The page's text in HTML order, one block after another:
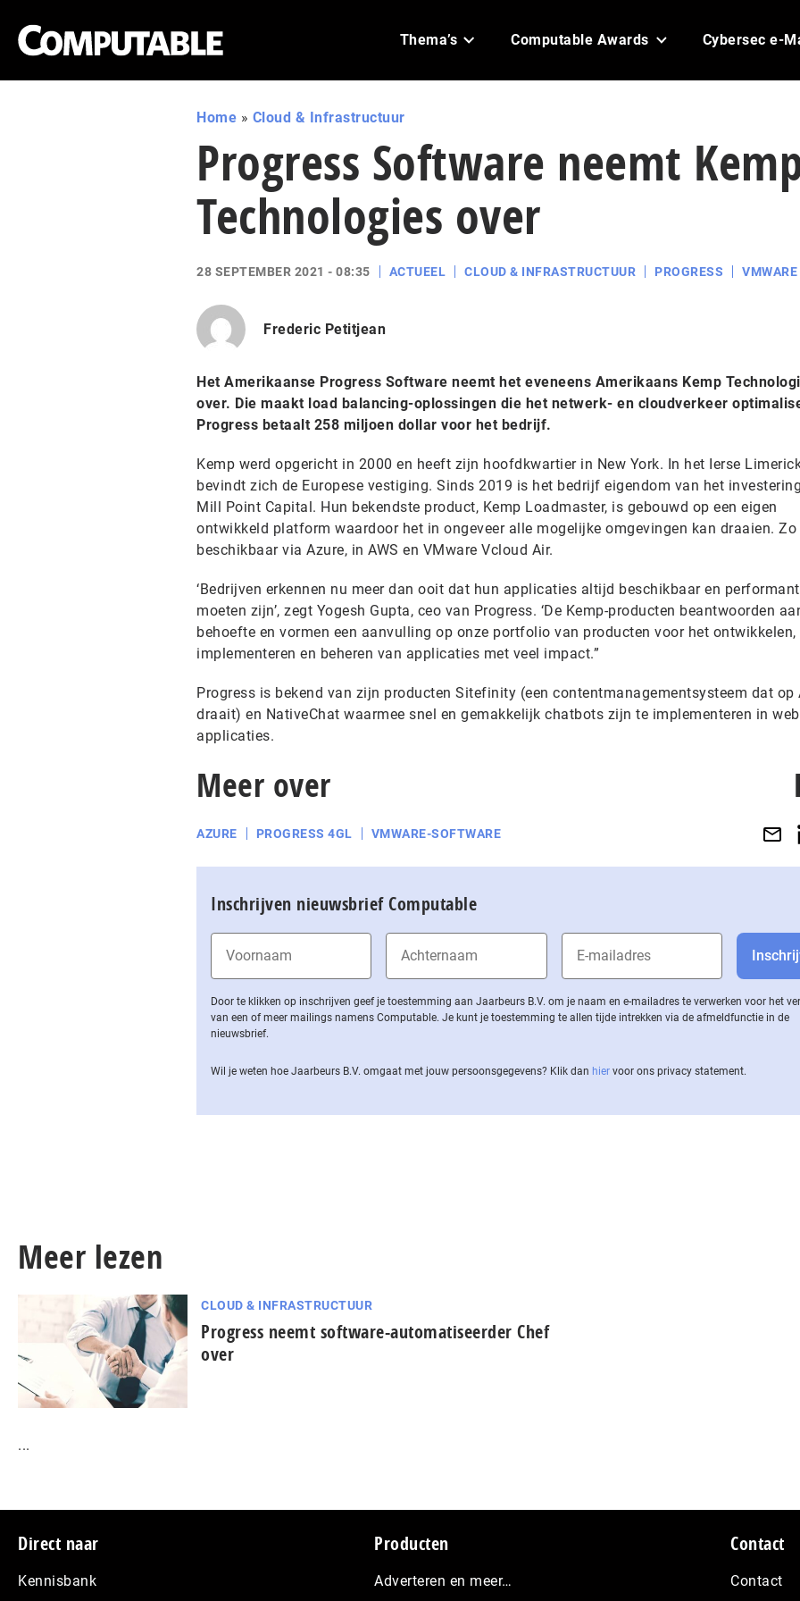
Thema’s Computable Awards Cybersec e-
Home » Cloud & Infrastructuur
Progress Software neemt
Technologies over
28 SEPTEMBER 2021 - 08:35 ACTUEEL CLOUD & INFRASTRUCTUUR PROGRESS VMWARE
Frederic Petitjean
Het Amerikaanse Progress Software neemt het eveneens Amerikaans Kemp
over. Die maakt load balancing-oplossingen die het netwerk- en cloudverkeer
Progress betaalt 258 miljoen dollar voor het bedrijf.
Kemp werd opgericht in 2000 en heeft zijn hoofdkwartier in New York. In het Ierse
bevindt zich de Europese vestiging. Sinds 2019 is het bedrijf eigendom van het
Mill Point Capital. Hun bekendste product, Kemp Loadmaster, is gebouwd op een eigen
ontwikkeld platform waardoor het in ongeveer alle mogelijke omgevingen kan draaien. Zo
beschikbaar via Azure, in AWS en VMware Vcloud Air.
‘Bedrijven erkennen nu meer dan ooit dat hun applicaties altijd beschikbaar en performant
moeten zijn’, zegt Yogesh Gupta, ceo van Progress. ‘De Kemp-producten beantwoorden
behoefte en vormen een aanvulling op onze portfolio van producten voor het ontwikkelen,
implementeren en beheren van applicaties met veel impact.”
Progress is bekend van zijn producten Sitefinity (een contentmanagementsysteem dat op
draait) en NativeChat waarmee snel en gemakkelijk chatbots zijn te implementeren in
applicaties.
Meer over
AZURE PROGRESS 4GL VMWARE-SOFTWARE
Inschrijven nieuwsbrief Computable
Door te klikken op inschrijven geef je toestemming aan Jaarbeurs B.V. om je naam en e-mailadres te verwerken voor het
van een of meer mailings namens Computable. Je kunt je toestemming te allen tijde intrekken via de af­meld­func­tie in de
nieuwsbrief.
Wil je weten hoe Jaarbeurs B.V. omgaat met jouw per­soons­ge­ge­vens? Klik dan hier voor ons privacy statement.
Meer lezen
CLOUD & INFRASTRUCTUUR
Progress neemt software-automatiseerder Chef
over
...
Footer
Direct naar
Kennisbank
Producten
Adverteren en meer…
Contact
Contact